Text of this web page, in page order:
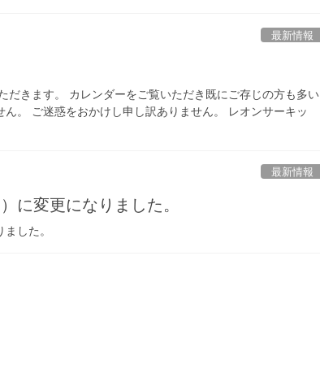
最新情報
だきます。 カレンダーをご覧いただき既にご存じの方も多い
。 ご迷惑をおかけし申し訳ありません。 レオンサーキッ
最新情報
に変更になりました。
ました。